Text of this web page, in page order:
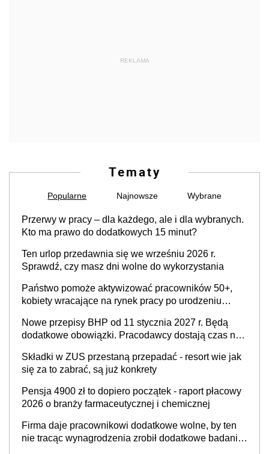
REKLAMA
Tematy
Popularne Najnowsze Wybrane
Przerwy w pracy – dla każdego, ale i dla wybranych.
Kto ma prawo do dodatkowych 15 minut?
Ten urlop przedawnia się we wrześniu 2026 r.
Sprawdź, czy masz dni wolne do wykorzystania
Państwo pomoże aktywizować pracowników 50+,
kobiety wracające na rynek pracy po urodzeniu
neuroatypowe. Powstanie Fundusz na rzecz
Inkluzywności w Zatrudnianiu?
Nowe przepisy BHP od 11 stycznia 2027 r. Będą
dodatkowe obowiązki. Pracodawcy dostają czas na
Składki w ZUS przestaną przepadać - resort wie jak
się za to zabrać, są już konkrety
Pensja 4900 zł to dopiero początek - raport płacowy
2026 o branży farmaceutycznej i chemicznej
Firma daje pracownikowi dodatkowe wolne, by ten
nie tracąc wynagrodzenia zrobił dodatkowe badania.